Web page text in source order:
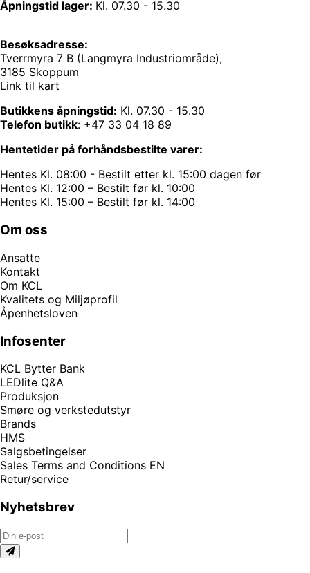
Åpningstid lager: Kl. 07.30 - 15.30
Besøksadresse:
Tverrmyra 7 B (Langmyra Industriområde),
3185 Skoppum
Link til kart
Butikkens åpningstid: Kl. 07.30 - 15.30
Telefon butikk: +47 33 04 18 89
Hentetider på forhåndsbestilte varer:
Hentes Kl. 08:00 - Bestilt etter kl. 15:00 dagen før
Hentes Kl. 12:00 – Bestilt før kl. 10:00
Hentes Kl. 15:00 – Bestilt før kl. 14:00
Om oss
Ansatte
Kontakt
Om KCL
Kvalitets og Miljøprofil
Åpenhetsloven
Infosenter
KCL Bytter Bank
LEDlite Q&A
Produksjon
Smøre og verkstedutstyr
Brands
HMS
Salgsbetingelser
Sales Terms and Conditions EN
Retur/service
Nyhetsbrev